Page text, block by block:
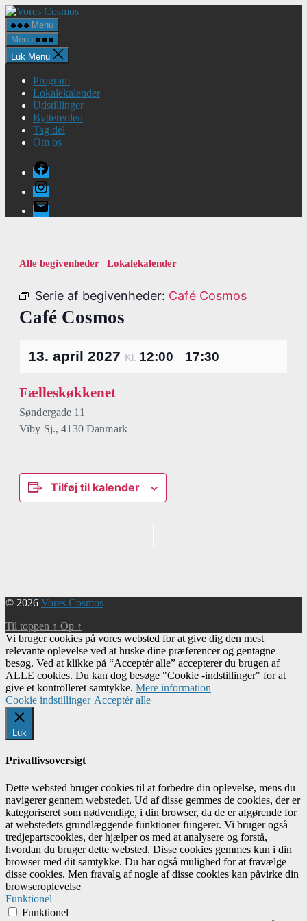
Spring
til
indholdet
Vores
Menu
Menu
Luk Menu
Program
Lokalekalender
Udstillinger
Byttereolen
Tag del
Om os
Facebook
Instagram
E-
mail
Alle begivenheder | Lokalekalender
Serie af begivenheder: Café Cosmos
Café Cosmos
13. april 2027 Kl. 12:00 – 17:30
Fælleskøkkenet
Søndergade 11
Viby Sj., 4130 Danmark
Tilføj til kalender
© 2026 Vores Cosmos
Til toppen ↑ Op ↑
Vi bruger cookies på vores websted for at give dig den mest
relevante oplevelse ved at huske dine præferencer og gentagne
besøg. Ved at klikke på “Acceptér alle” accepterer du brugen af ​​
ALLE cookies. Du kan dog besøge "Cookie -indstillinger" for at
give et kontrolleret samtykke. Mere information
Cookie indstillinger Acceptér alle
Luk
Privatlivsoversigt
Dette websted bruger cookies til at forbedre din oplevelse, mens du
navigerer gennem webstedet. Ud af disse gemmes de cookies, der er
kategoriseret som nødvendige, i din browser, da de er afgørende for
at webstedets grundlæggende funktioner fungerer. Vi bruger også
tredjepartscookies, der hjælper os med at analysere og forstå,
hvordan du bruger dette websted. Disse cookies gemmes kun i din
browser med dit samtykke. Du har også mulighed for at fravælge
disse cookies. Men fravalg af nogle af disse cookies kan påvirke din
browseroplevelse
Funktionel
Funktionel